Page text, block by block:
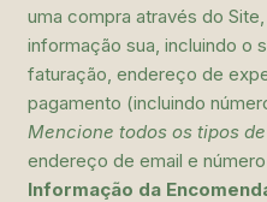
uma compra através do
informação sua, incluindo o
faturação, endereço de
pagamento (incluindo
Mencione todos os tipos
endereço de email e
Informação da